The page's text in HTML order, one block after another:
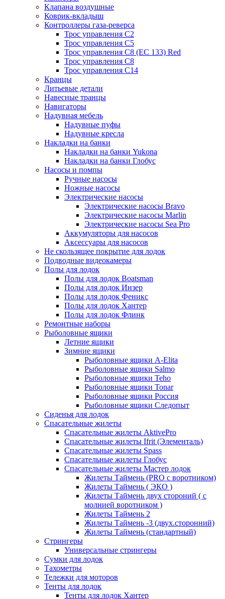
Клапана воздушные
Коврик-вкладыш
Контроллеры газа-реверса
Трос управления C2
Трос управления C5
Трос управления C8 (ЕС 133) Red
Трос управления C8
Трос управления C14
Кранцы
Литьевые детали
Навесные транцы
Навигаторы
Надувная мебель
Надувные пуфы
Надувные кресла
Накладки на банки
Накладки на банки Yukona
Накладки на банки Глобус
Насосы и помпы
Ручные насосы
Ножные насосы
Электрические насосы
Электрические насосы Bravo
Электрические насосы Marlin
Электрические насосы Sea Pro
Аккумуляторы для насосов
Аксессуары для насосов
Не скользящее покрытие для лодок
Подводные видеокамеры
Полы для лодок
Полы для лодок Boatsman
Полы для лодок Инзер
Полы для лодок Феникс
Полы для лодок Хантер
Полы для лодок Флинк
Ремонтные наборы
Рыболовные ящики
Летние ящики
Зимние ящики
Рыболовные ящики A-Elita
Рыболовные ящики Salmo
Рыболовные ящики Teho
Рыболовные ящики Tonar
Рыболовные ящики Россия
Рыболовные ящики Следопыт
Сиденья для лодок
Спасательные жилеты
Спасательные жилеты AktivePro
Спасательные жилеты Ifrit (Элементаль)
Спасательные жилеты Spass
Спасательные жилеты Глобус
Спасательные жилеты Мастер лодок
Жилеты Таймень (PRO c воротником)
Жилеты Таймень ( ЭКО )
Жилеты Таймень двух стороний ( с
молнией воротником )
Жилеты Таймень 2
Жилеты Таймень -3 (двух.сторонний)
Жилеты Таймень (стандартный)
Стрингеры
Универсальные стрингеры
Сумки для лодок
Тахометры
Тележки для моторов
Тенты для лодок
Тенты для лодок Хантер